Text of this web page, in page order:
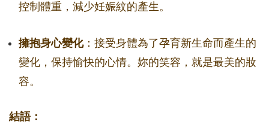
控制體重，減少妊娠紋的產生。
擁抱身心變化：接受身體為了孕育新生命而產生的
變化，保持愉快的心情。妳的笑容，就是最美的妝
容。
結語：